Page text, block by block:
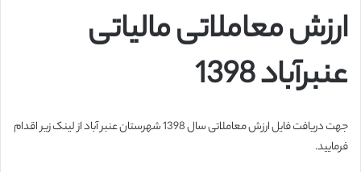
ارزش معاملاتی مالیاتی
عنبرآباد 1398
جهت دریافت فایل ارزش معاملاتی سال 1398 شهرستان عنبر آباد از لینک زیر اقدام
فرمایید.